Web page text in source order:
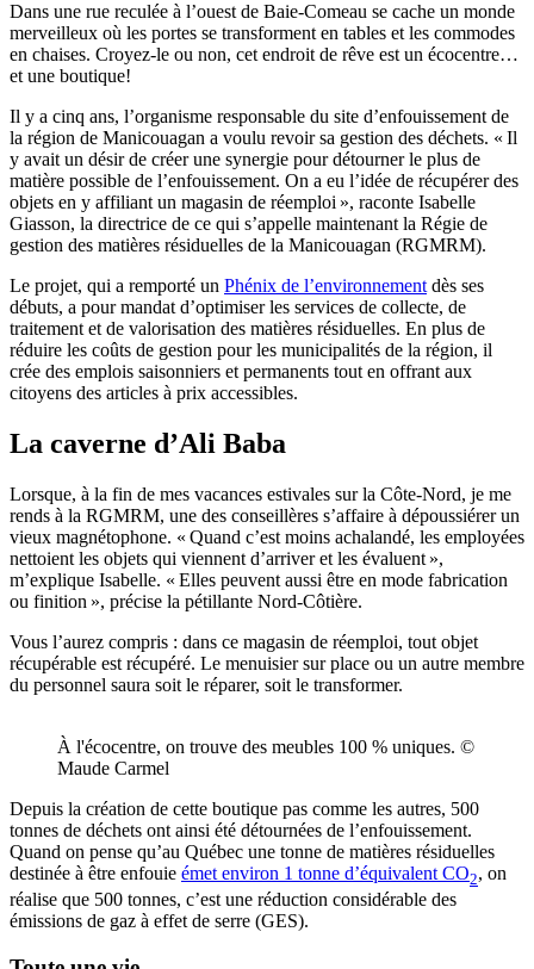
Dans une rue reculée à l’ouest de Baie-Comeau se cache un monde
merveilleux où les portes se transforment en tables et les commodes
en chaises. Croyez-le ou non, cet endroit de rêve est un écocentre…
et une boutique!
Il y a cinq ans, l’organisme responsable du site d’enfouissement de
la région de Manicouagan a voulu revoir sa gestion des déchets. « Il
y avait un désir de créer une synergie pour détourner le plus de
matière possible de l’enfouissement. On a eu l’idée de récupérer des
objets en y affiliant un magasin de réemploi », raconte Isabelle
Giasson, la directrice de ce qui s’appelle maintenant la Régie de
gestion des matières résiduelles de la Manicouagan (RGMRM).
Le projet, qui a remporté un Phénix de l’environnementdès ses
débuts, a pour mandat d’optimiser les services de collecte, de
traitement et de valorisation des matières résiduelles. En plus de
réduire les coûts de gestion pour les municipalités de la région, il
crée des emplois saisonniers et permanents tout en offrant aux
citoyens des articles à prix accessibles.
La caverne d’Ali Baba
Lorsque, à la fin de mes vacances estivales sur la Côte-Nord, je me
rends à la RGMRM, une des conseillères s’affaire à dépoussiérer un
vieux magnétophone. « Quand c’est moins achalandé, les employées
nettoient les objets qui viennent d’arriver et les évaluent »,
m’explique Isabelle. « Elles peuvent aussi être en mode fabrication
ou finition », précise la pétillante Nord-Côtière.
Vous l’aurez compris : dans ce magasin de réemploi, tout objet
récupérable est récupéré. Le menuisier sur place ou un autre membre
du personnel saura soit le réparer, soit le transformer.
À l'écocentre, on trouve des meubles 100 % uniques. ©
Maude Carmel
Depuis la création de cette boutique pas comme les autres, 500
tonnes de déchets ont ainsi été détournées de l’enfouissement.
Quand on pense qu’au Québec une tonne de matières résiduelles
destinée à être enfouie émet environ 1 tonne d’équivalent CO2, on
réalise que 500 tonnes, c’est une réduction considérable des
émissions de gaz à effet de serre (GES).